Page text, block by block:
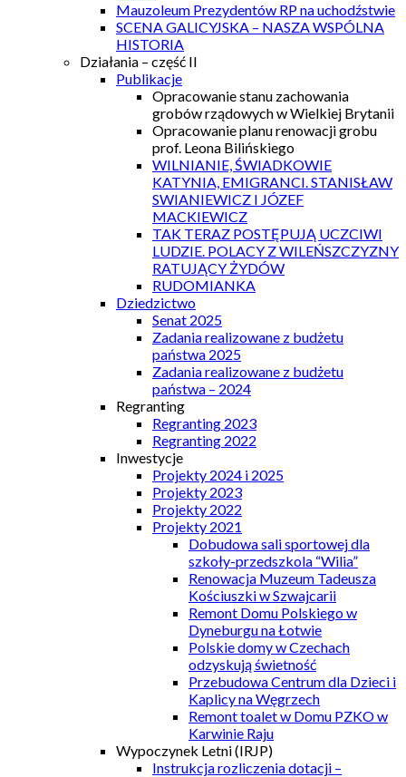
Mauzoleum Prezydentów RP na uchodźstwie
SCENA GALICYJSKA – NASZA WSPÓLNA
HISTORIA
Działania – część II
Publikacje
Opracowanie stanu zachowania
grobów rządowych w Wielkiej Brytanii
Opracowanie planu renowacji grobu
prof. Leona Bilińskiego
WILNIANIE, ŚWIADKOWIE
KATYNIA, EMIGRANCI. STANISŁAW
SWIANIEWICZ I JÓZEF
MACKIEWICZ
TAK TERAZ POSTĘPUJĄ UCZCIWI
LUDZIE. POLACY Z WILEŃSZCZYZNY
RATUJĄCY ŻYDÓW
RUDOMIANKA
Dziedzictwo
Senat 2025
Zadania realizowane z budżetu
państwa 2025
Zadania realizowane z budżetu
państwa – 2024
Regranting
Regranting 2023
Regranting 2022
Inwestycje
Projekty 2024 i 2025
Projekty 2023
Projekty 2022
Projekty 2021
Dobudowa sali sportowej dla
szkoły-przedszkola “Wilia”
Renowacja Muzeum Tadeusza
Kościuszki w Szwajcarii
Remont Domu Polskiego w
Dyneburgu na Łotwie
Polskie domy w Czechach
odzyskują świetność
Przebudowa Centrum dla Dzieci i
Kaplicy na Węgrzech
Remont toalet w Domu PZKO w
Karwinie Raju
Wypoczynek Letni (IRJP)
Instrukcja rozliczenia dotacji –